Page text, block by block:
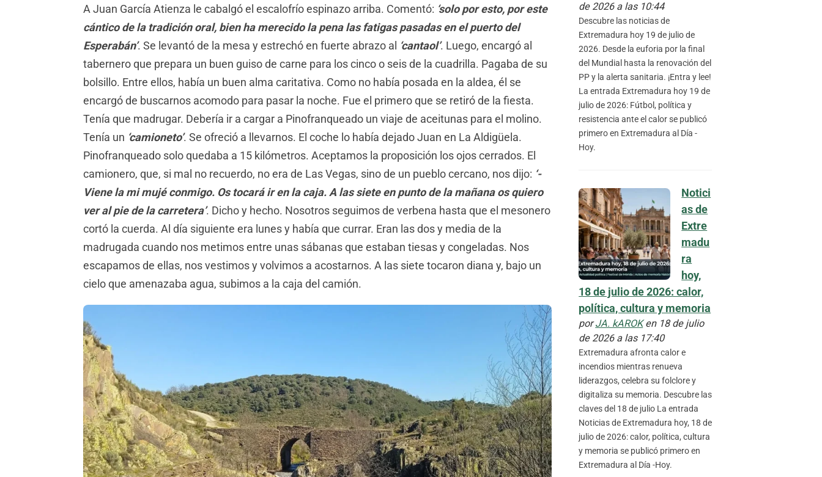
A Juan García Atienza le cabalgó el escalofrío espinazo arriba. Comentó: ‘solo por esto, por este
cántico de la tradición oral, bien ha merecido la pena las fatigas pasadas en el puerto del
Esperabán’. Se levantó de la mesa y estrechó en fuerte abrazo al ‘cantaol’. Luego, encargó al
tabernero que prepara un buen guiso de carne para los cinco o seis de la cuadrilla. Pagaba de su
bolsillo. Entre ellos, había un buen alma caritativa. Como no había posada en la aldea, él se
encargó de buscarnos acomodo para pasar la noche. Fue el primero que se retiró de la fiesta.
Tenía que madrugar. Debería ir a cargar a Pinofranqueado un viaje de aceitunas para el molino.
Tenía un ‘camioneto’. Se ofreció a llevarnos. El coche lo había dejado Juan en La Aldigüela.
Pinofranqueado solo quedaba a 15 kilómetros. Aceptamos la proposición los ojos cerrados. El
camionero, que, si mal no recuerdo, no era de Las Vegas, sino de un pueblo cercano, nos dijo: ‘-
Viene la mi mujé conmigo. Os tocará ir en la caja. A las siete en punto de la mañana os quiero
ver al pie de la carretera’. Dicho y hecho. Nosotros seguimos de verbena hasta que el mesonero
cortó la cuerda. Al día siguiente era lunes y había que currar. Eran las dos y media de la
madrugada cuando nos metimos entre unas sábanas que estaban tiesas y congeladas. Nos
escapamos de ellas, nos vestimos y volvimos a acostarnos. A las siete tocaron diana y, bajo un
cielo que amenazaba agua, subimos a la caja del camión.
de 2026 a las 10:44
Descubre las noticias de
Extremadura hoy 19 de julio de
2026. Desde la euforia por la final
del Mundial hasta la renovación del
PP y la alerta sanitaria. ¡Entra y lee!
La entrada Extremadura hoy 19 de
julio de 2026: Fútbol, política y
resistencia ante el calor se publicó
primero en Extremadura al Día -
Hoy.
Notici
as de
Extre
madu
ra
hoy,
18 de julio de 2026: calor,
política, cultura y memoria
porJA. kAROKen 18 de julio
de 2026 a las 17:40
Extremadura afronta calor e
incendios mientras renueva
liderazgos, celebra su folclore y
digitaliza su memoria. Descubre las
claves del 18 de julio La entrada
Noticias de Extremadura hoy, 18 de
julio de 2026: calor, política, cultura
y memoria se publicó primero en
Extremadura al Día -Hoy.